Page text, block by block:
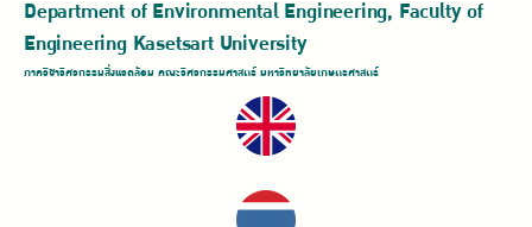
Department of Environmental Engineering, Faculty of
Engineering Kasetsart University
ภาควิชาวิศวกรรมสิ่งแวดล้อม คณะวิศวกรรมศาสตร์ มหาวิทยาลัยเกษตรศาสตร์